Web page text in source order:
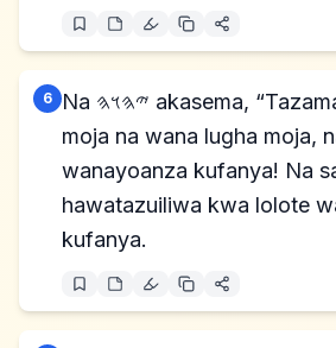
6
Na 𐤉𐤄𐤅𐤄 akasema, “Tazama, wao ni taifa
moja na wana lugha moja,
wanayoanza kufanya! Na
hawatazuiliwa kwa lolote
kufanya.